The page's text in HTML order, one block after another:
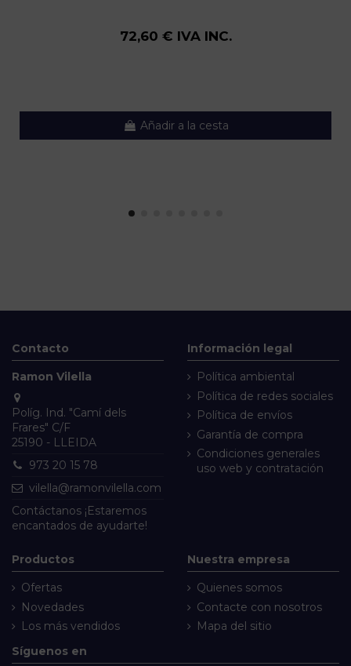
72,60 € IVA INC.
Añadir a la cesta
Contacto
Ramon Vilella
Políg. Ind. "Camí dels
Frares" C/F
25190 - LLEIDA
973 20 15 78
vilella@ramonvilella.com
Contáctanos ¡Estaremos
encantados de ayudarte!
Información legal
Política ambiental
Política de redes sociales
Política de envíos
Garantía de compra
Condiciones generales
uso web y contratación
Productos
Ofertas
Novedades
Los más vendidos
Nuestra empresa
Quienes somos
Contacte con nosotros
Mapa del sitio
Síguenos en